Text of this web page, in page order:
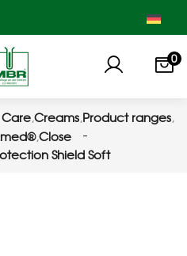
0
,Creams,Product ranges,
,Close
Shield Soft